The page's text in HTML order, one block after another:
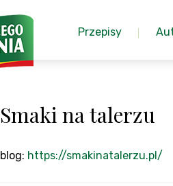
Przepisy
Smaki na talerzu
blog: https://smakinatalerzu.pl/